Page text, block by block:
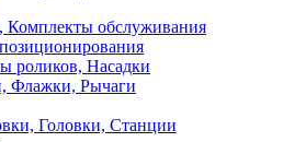
Комплекты обслуживания
роликов, Насадки
Флажки, Рычаги
Головки, Станции